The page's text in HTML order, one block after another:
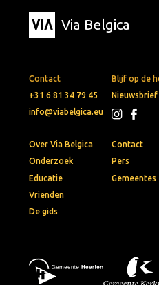
Via Belgica
Contact
+31 6 81 34 79 45
info@viabelgica.eu
Blijf op de
Nieuwsbrief
Over Via Belgica
Onderzoek
Educatie
Vrienden
De gids
Contact
Pers
Gemeentes